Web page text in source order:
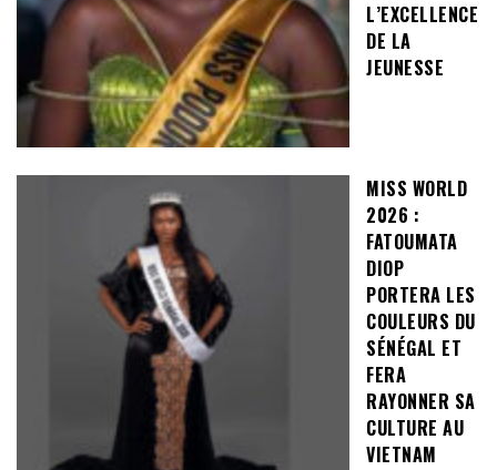
L’EXCELLENCE
DE LA
JEUNESSE
MISS WORLD
2026 :
FATOUMATA
DIOP
PORTERA LES
COULEURS DU
SÉNÉGAL ET
FERA
RAYONNER SA
CULTURE AU
VIETNAM